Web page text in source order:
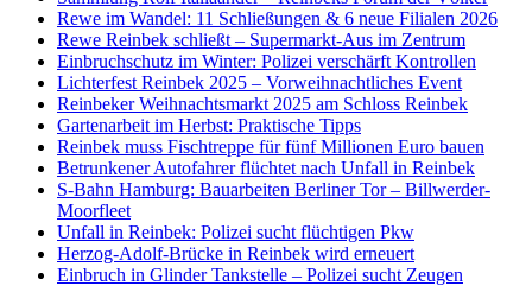
Rewe im Wandel: 11 Schließungen & 6 neue Filialen 2026
Rewe Reinbek schließt – Supermarkt-Aus im Zentrum
Einbruchschutz im Winter: Polizei verschärft Kontrollen
Lichterfest Reinbek 2025 – Vorweihnachtliches Event
Reinbeker Weihnachtsmarkt 2025 am Schloss Reinbek
Gartenarbeit im Herbst: Praktische Tipps
Reinbek muss Fischtreppe für fünf Millionen Euro bauen
Betrunkener Autofahrer flüchtet nach Unfall in Reinbek
S-Bahn Hamburg: Bauarbeiten Berliner Tor – Billwerder-
Moorfleet
Unfall in Reinbek: Polizei sucht flüchtigen Pkw
Herzog-Adolf-Brücke in Reinbek wird erneuert
Einbruch in Glinder Tankstelle – Polizei sucht Zeugen